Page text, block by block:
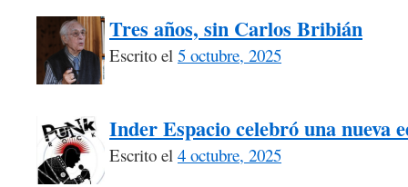
Tres años, sin Carlos Bribián
Escrito el 5 octubre, 2025
Inder Espacio celebró una nueva
Escrito el 4 octubre, 2025